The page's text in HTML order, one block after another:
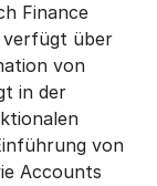
Finance
verfügt über
von
in der
von
Accounts